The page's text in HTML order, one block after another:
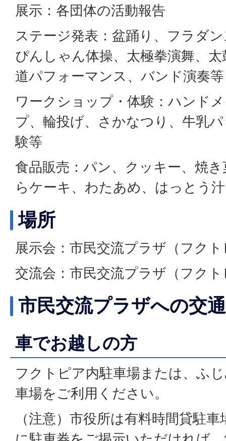
展示：各団体の活動報告
ステージ発表：盆踊り、フラダ
ぴんしゃん体操、太極拳演舞、
道パフォーマンス、バンド演奏等
ワークショップ・体験：ハンド
プ、輪投げ、さかなつり、牛乳
験等
食品販売：パン、クッキー、焼
らケーキ、わたあめ、はっとう
場所
展示会：市民交流プラザ（フク
交流会：市民交流プラザ（フク
市民交流プラザへの交
車でお越しの方
フクトピア内駐車場または、ふ
車場をご利用ください。
（注意）市役所は有料時間貸駐